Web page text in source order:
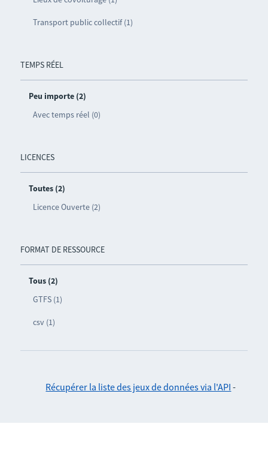
Transport public collectif (1)
TEMPS RÉEL
Peu importe (2)
Avec temps réel (0)
LICENCES
Toutes (2)
Licence Ouverte (2)
FORMAT DE RESSOURCE
Tous (2)
GTFS (1)
csv (1)
Récupérer la liste des jeux de données via l'API -